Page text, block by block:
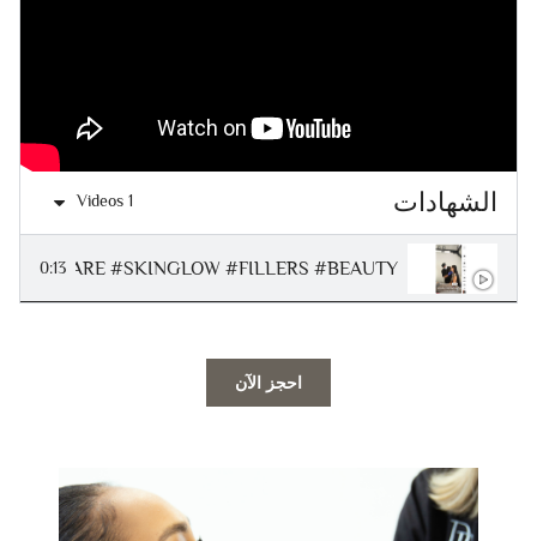
الشهادات 1 Videos
#SKINGLOW #FILLERS #BEAUTY
0:13
احجز الآن